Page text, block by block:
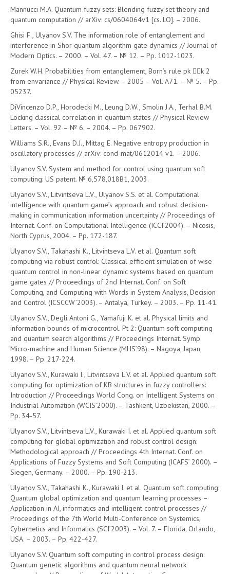
Mannucci M.A. Quantum fuzzy sets: Blending fuzzy set theory and
quantum computation // arXiv: cs/0604064v1 [cs. LO]. – 2006.
Ghisi F., Ulyanov S.V. The information role of entanglement and
interference in Shor quantum algorithm gate dynamics // Journal of
Modern Optics. – 2000. – Vol. 47. – № 12. – Pp. 1012-1023.
Zurek W.H. Probabilities from entanglement, Born’s rule pk k 2
from envariance // Physical Review. – 2005 – Vol. A71. – № 5. – Pp.
05237.
DiVincenzo D.P., Horodecki M., Leung D.W., Smolin J.A., Terhal B.M.
Locking classical correlation in quantum states // Physical Review
Letters. – Vol. 92 – № 6. – 2004. – Pp. 067902.
Williams S.R., Evans D.J., Mittag E. Negative entropy production in
oscillatory processes // arXiv: cond-mat/0612014 v1. – 2006.
Ulyanov S.V. System and method for control using quantum soft
computing: US patent. № 6,578,018B1, 2003.
Ulyanov S.V., Litvintseva L.V., Ulyanov S.S. et al. Computational
intelligence with quantum game’s approach and robust decision-
making in communication information uncertainty // Proceedings of
Internat. Conf. on Computational Intelligence (ICCI’2004). – Nicosis,
North Cyprus, 2004. – Pp. 172-187.
Ulyanov S.V., Takahashi K., Litvintseva L.V. et al. Quantum soft
computing via robust control: Classical efficient simulation of wise
quantum control in non-linear dynamic systems based on quantum
game gates // Proceedings of 2nd Internat. Conf. on Soft
Computing, and Computing with Words in System Analysis, Decision
and Control (ICSCCW’2003). – Antalya, Turkey. – 2003. – Pp. 11-41.
Ulyanov S.V., Degli Antoni G., Yamafuji K. et al. Physical limits and
information bounds of microcontrol. Pt 2: Quantum soft computing
and quantum search algorithms // Proceedings Internat. Symp.
Micro-machine and Human Science (MHS’98). – Nagoya, Japan,
1998. – Pp. 217-224.
Ulyanov S.V., Kurawaki I., Litvintseva L.V. et al. Applied quantum soft
computing for optimization of KB structures in fuzzy controllers:
Introduction // Proceedings World Cong. on Intelligent Systems on
Industrial Automation (WCIS’2000). – Tashkent, Uzbekistan, 2000. –
Pp. 34-57.
Ulyanov S.V., Litvintseva L.V., Kurawaki I. et al. Applied quantum soft
computing for global optimization and robust control design:
Methodological approach // Proceedings 4th Internat. Conf. on
Applications of Fuzzy Systems and Soft Computing (ICAFS’ 2000). –
Siegen, Germany. – 2000. – Pp. 190-213.
Ulyanov S.V., Takahashi K., Kurawaki I. et al. Quantum soft computing:
Quantum global optimization and quantum learning processes –
Application in AI, informatics and intelligent control processes //
Proceedings of the 7th World Multi-Conference on Systemics,
Cybernetics and Informatics (SCI’2003). – Vol. 7. – Florida, Orlando,
USA. – 2003. – Pp. 422-427.
Ulyanov S.V. Quantum soft computing in control process design:
Quantum genetic algorithms and quantum neural network